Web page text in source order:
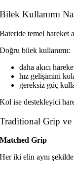
Bilek Kullanımı
Bateride temel hareket
Doğru bilek kullanımı:
daha akıcı
hız gelişimini
gereksiz güç
Kol ise destekleyici
Traditional Grip
Matched Grip
Her iki elin aynı